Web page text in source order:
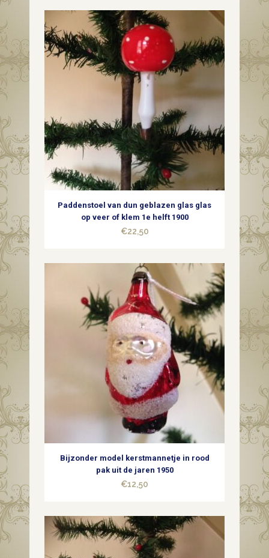
Paddenstoel van dun geblazen glas glas
op veer of klem 1e helft 1900
€22,50
Bijzonder model kerstmannetje in rood
pak uit de jaren 1950
€12,50